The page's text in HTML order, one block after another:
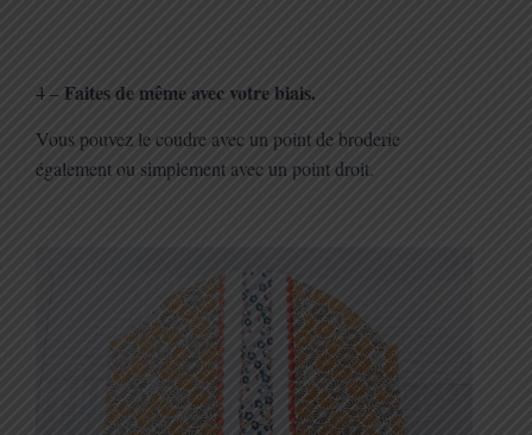
4 –Faites de même avec votre biais.
Vous pouvez le coudre avec un point de broderie
également ou simplement avec un point droit.